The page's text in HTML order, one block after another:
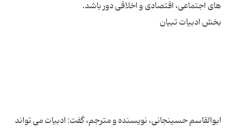
ابوالقاسم حسینجانی، نویسنده و مترجم، گفت: ادبیات می تواند